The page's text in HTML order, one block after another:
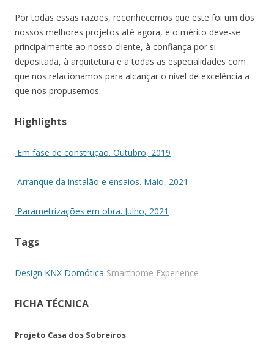
Por todas essas razões, reconhecemos que este foi um dos
nossos melhores projetos até agora, e o mérito deve-se
principalmente ao nosso cliente, à confiança por si
depositada, à arquitetura e a todas as especialidades com
que nos relacionamos para alcançar o nível de excelência a
que nos propusemos.
Highlights
Em fase de construção. Outubro, 2019
Arranque da instalão e ensaios. Maio, 2021
Parametrizações em obra. Julho, 2021
Tags
Design KNX Domótica Smarthome Experience
FICHA TÉCNICA
Projeto Casa dos Sobreiros